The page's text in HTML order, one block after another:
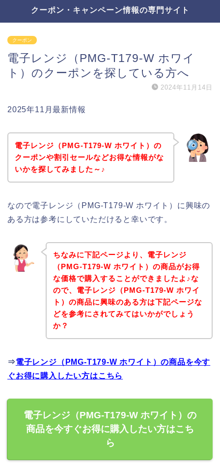
クーポン・キャンペーン情報の専門サイト
クーポン
電子レンジ（PMG-T179-W ホワイ
ト）のクーポンを探している方へ
2024年11月14日
2025年11月最新情報
電子レンジ（PMG-T179-W ホワイト）の
クーポンや割引セールなどお得な情報がな
いかを探してみました～♪
なので電子レンジ（PMG-T179-W ホワイト）に興味の
ある方は参考にしていただけると幸いです。
ちなみに下記ページより、電子レンジ
（PMG-T179-W ホワイト）の商品がお得
な価格で購入することができましたよ♪な
ので、電子レンジ（PMG-T179-W ホワイ
ト）の商品に興味のある方は下記ページな
どを参考にされてみてはいかがでしょう
か？
⇒電子レンジ（PMG-T179-W ホワイト）の商品を今す
ぐお得に購入したい方はこちら
電子レンジ（PMG-T179-W ホワイト）の
商品を今すぐお得に購入したい方はこち
ら